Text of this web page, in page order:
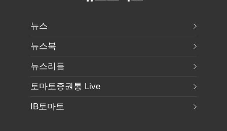
뉴스
뉴스북
뉴스리듬
토마토증권통 Live
IB토마토